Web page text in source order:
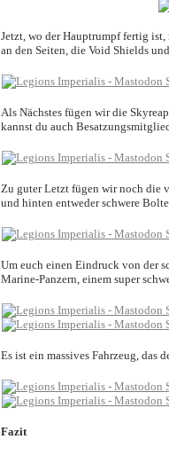
Jetzt, wo der Hauptrumpf fertig
an den Seiten, die Void Shields
Als Nächstes fügen wir die
kannst du auch
Zu guter Letzt fügen wir noch die
und hinten entweder schwere
Um euch einen Eindruck von der
Marine-Panzern, einem super
Es ist ein massives Fahrzeug, das
Fazit